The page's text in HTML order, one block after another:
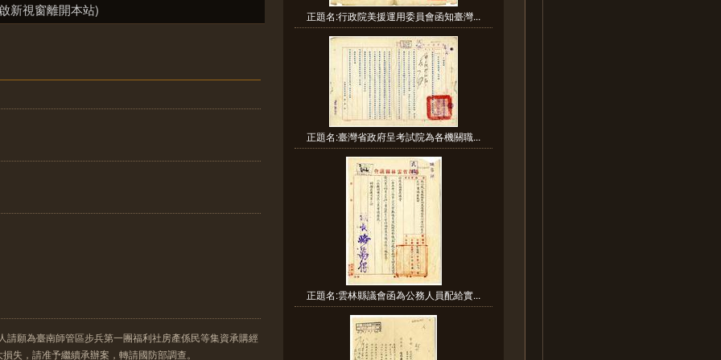
新視窗離開本站)
請願為臺南師管區步兵第一團福利社房產係民等集資承購經
失，請准予繼續承辦案，轉請國防部調查。
正題名:行政院美援運用委員會函知臺灣...
正題名:臺灣省政府呈考試院為各機關職...
正題名:雲林縣議會函為公務人員配給實...